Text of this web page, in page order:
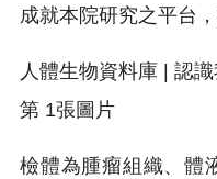
成就本院研究之平台
檢體為腫瘤組織、體